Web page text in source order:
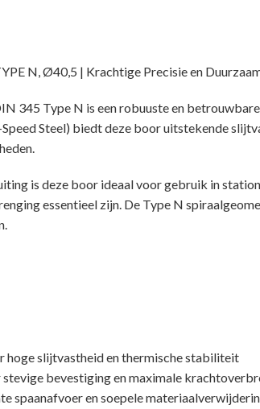
N, Ø40,5 | Krachtige Precisie en
345 Type N is een robuuste en
Steel) biedt deze boor uitstekende
is deze boor ideaal voor gebruik in
essentieel zijn. De Type N
hoge slijtvastheid en thermische stabiliteit
bevestiging en maximale
spaanafvoer en soepele